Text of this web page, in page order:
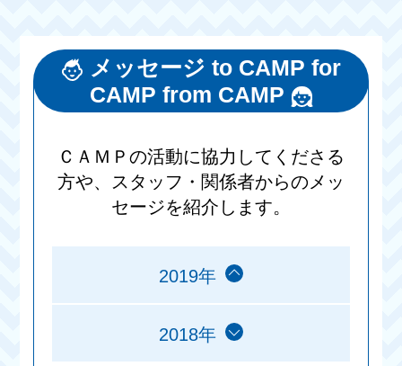
メッセージ to CAMP for
CAMP from CAMP
ＣＡＭＰの活動に協力してくださる
方や、スタッフ・関係者からのメッ
セージを紹介します。
2019年
2018年